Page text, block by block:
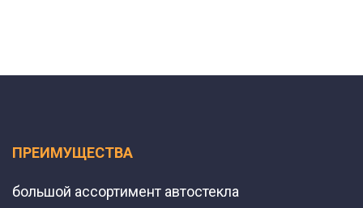
ПРЕИМУЩЕСТВА
большой ассортимент автостекла